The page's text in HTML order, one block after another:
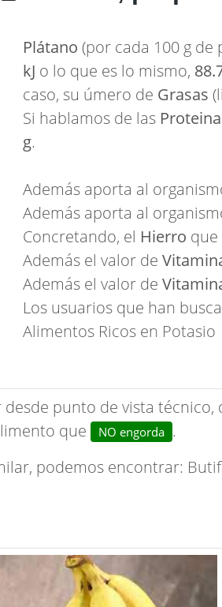
Plátano (por cada 100 g
kJ o lo que es lo mismo,
caso, su úmero de Grasas
Si hablamos de las
g.
Además aporta al
Además aporta al
Concretando, el Hierro
Además el valor de
Además el valor de
Los usuarios que han
Alimentos Ricos en Potasio
punto de vista técnico,
que
NO engorda .
podemos encontrar: